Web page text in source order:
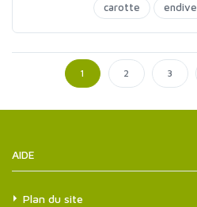
carotte
endive
1 2 3
AIDE
Plan du site